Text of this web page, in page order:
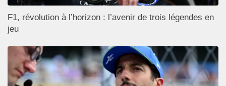
F1, révolution à l’horizon : l’avenir de trois légendes en
jeu